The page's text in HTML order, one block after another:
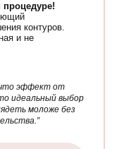
процедуре!
контуров.
и не
эффект от
идеальный выбор
моложе без